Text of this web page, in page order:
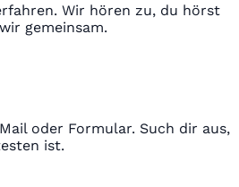
Wir hören zu, du hörst
gemeinsam.
oder Formular. Such dir aus,
ist.